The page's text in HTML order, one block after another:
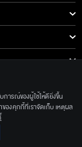
Rights Reserved.
Ltd.
การณ์ของผู้ใช้ให้ดียิ่งขึ้น
องคุกกี้ที่เราจัดเก็บ เหตุผล